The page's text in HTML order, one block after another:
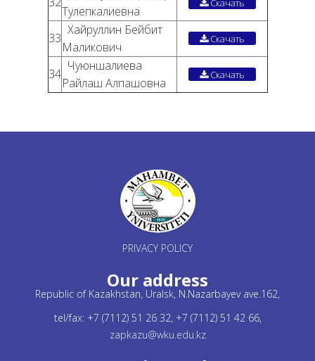
Тулепкалиевна
Скачать
33
Хайруллин Бейбит
Маликович
Скачать
34
Чуюншалиева
Райлаш Алпашовна
Скачать
PRIVACY POLICY
Our address
Republic of Kazakhstan, Uralsk, N.Nazarbayev ave.162,
tel/fax: +7 (7112) 51 26 32, +7 (7112) 51 42 66,
zapkazu@wku.edu.kz